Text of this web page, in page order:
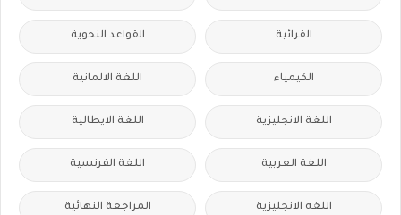
القرائية القواعد النحوية
الكيمياء اللغة الالمانية
اللغة الانجليزية اللغة الايطالية
اللغة العربية اللغة الفرنسية
اللغه الانجليزية المراجعة النهائية